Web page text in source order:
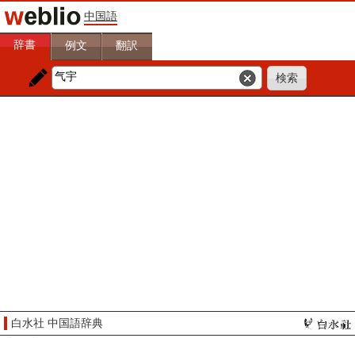
中国語
辞書 例文 翻訳
白水社 中国語辞典